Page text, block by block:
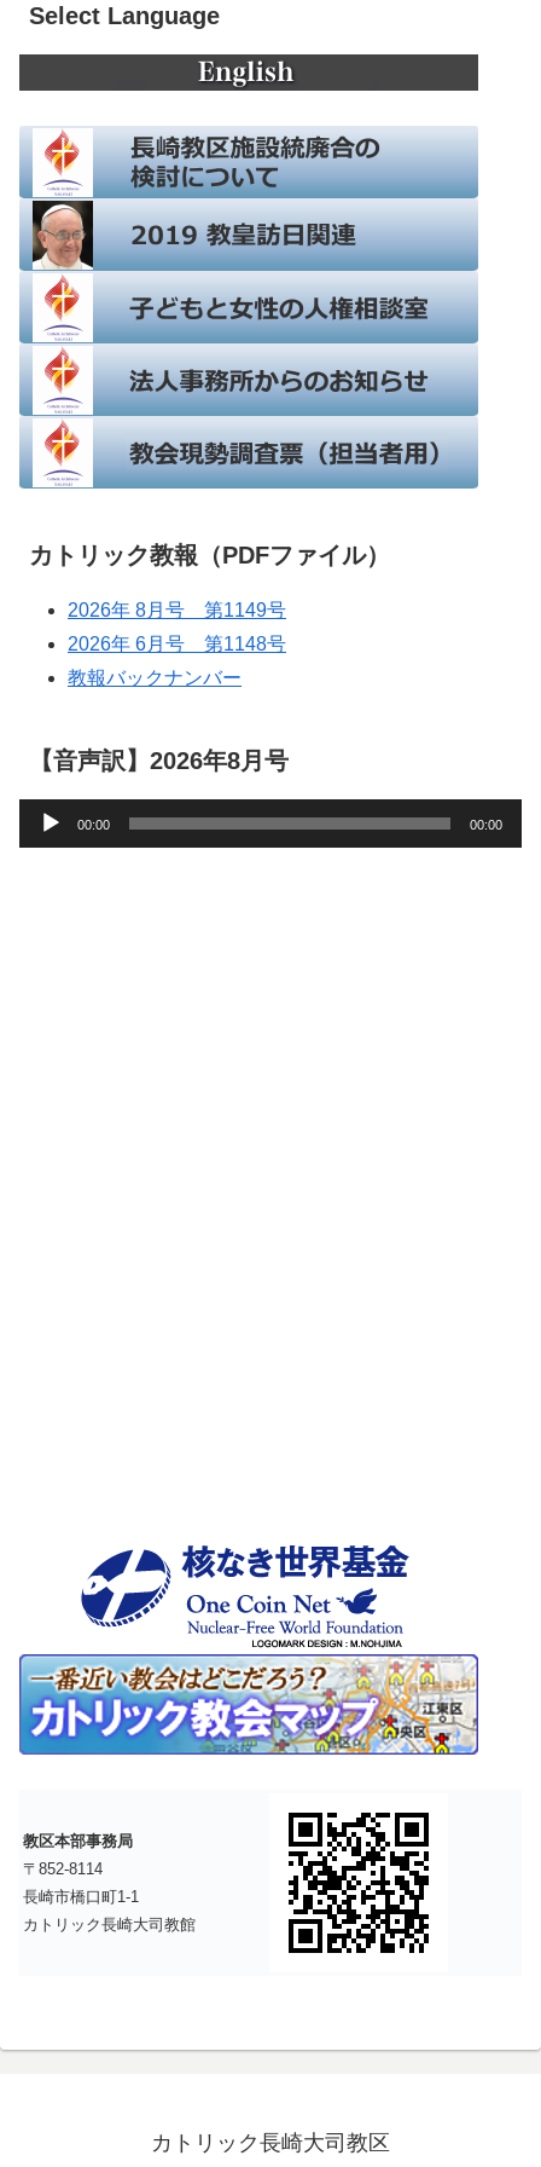
Select Language
カトリック教報（PDFファイル）
2026年 8月号 第1149号
2026年 6月号 第1148号
教報バックナンバー
【音声訳】2026年8月号
声
00:00 00:00
教区本部事務局
〒852-8114
長崎市橋口町1-1
カトリック長崎大司教館
カトリック長崎大司教区